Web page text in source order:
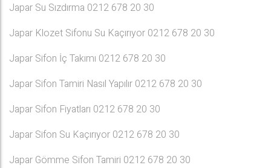
Japar Su Sızdırma 0212 678 20 30
Japar Klozet Sifonu Su Kaçırıyor 0212 678 20 30
Japar Sifon İç Takımı 0212 678 20 30
Japar Sifon Tamiri Nasıl Yapılır 0212 678 20 30
Japar Sifon Fiyatları 0212 678 20 30
Japar Sifon Su Kaçırıyor 0212 678 20 30
Japar Gömme Sifon Tamiri 0212 678 20 30